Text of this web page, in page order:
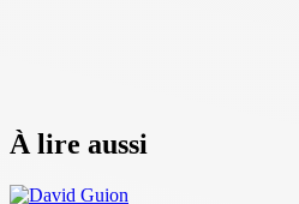
À lire aussi